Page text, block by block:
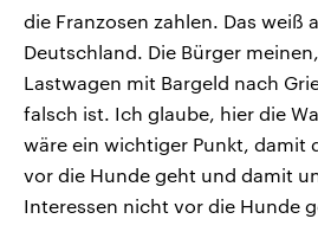
die Franzosen zahlen. Das weiß
Deutschland. Die Bürger
Lastwagen mit Bargeld nach
falsch ist. Ich glaube, hier die
wäre ein wichtiger Punkt, damit
vor die Hunde geht und damit
Interessen nicht vor die Hunde